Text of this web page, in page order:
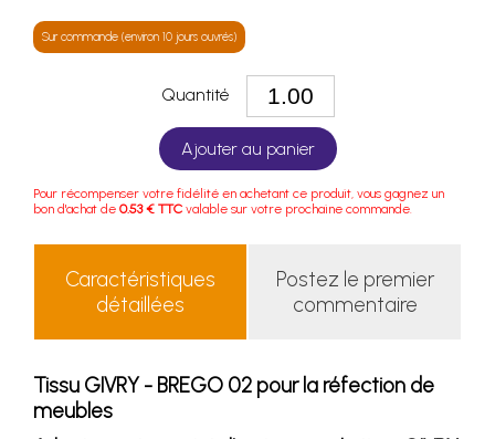
Sur commande (environ 10 jours ouvrés)
Quantité
Ajouter au panier
Pour récompenser votre fidélité en achetant ce produit, vous gagnez un
bon d'achat de 0.53 € TTC valable sur votre prochaine commande.
Caractéristiques
détaillées
Postez le premier
commentaire
Tissu GIVRY - BREGO 02 pour la réfection de
meubles